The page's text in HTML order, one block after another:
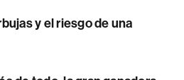
y el riesgo de una